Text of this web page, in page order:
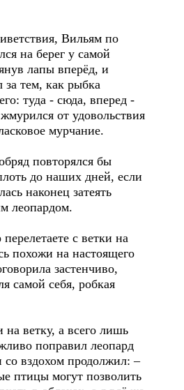
Вильям по
на берег у самой
лапы вперёд, и
за тем, как рыбка
туда - сюда, вперед -
от удовольствия
мурчание.
повторялся бы
до наших дней, если
наконец затеять
леопардом.
с ветки на
похожи на настоящего
застенчиво,
самой себя, робкая
ветку, а всего лишь
поправил леопард
со вздохом продолжил: –
птицы могут позволить